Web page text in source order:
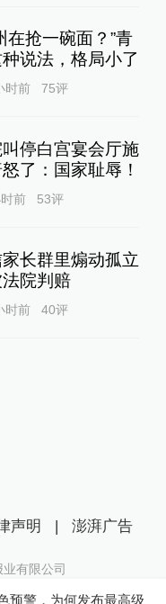
在抢一碗面？”青
说法，格局小了
时前 75评
停白宫宴会厅施
了：国家耻辱！
前 53评
长群里煽动孤立
院判赔
时前 40评
台风“白海豚”影响，铁路
声明 | 澎湃广告
业有限公司
备14003370号